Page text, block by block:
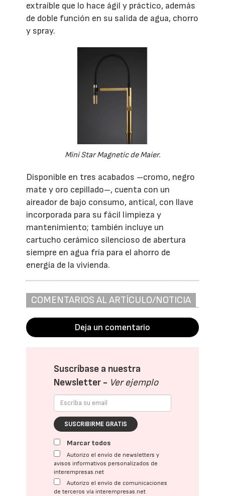
extraíble que lo hace ágil y práctico, además
de doble función en su salida de agua, chorro
y spray.
Mini Star Magnetic de Maier.
Disponible en tres acabados –cromo, negro
mate y oro cepillado–, cuenta con un
aireador de bajo consumo, antical, con llave
incorporada para su fácil limpieza y
mantenimiento; también incluye un
cartucho cerámico silencioso de abertura
siempre en agua fría para el ahorro de
energía de la vivienda.
COMENTARIOS AL ARTÍCULO/NOTICIA
Deja un comentario
Suscríbase a nuestra
Newsletter - Ver ejemplo
SUSCRIBIRME GRATIS
Marcar todos
Autorizo el envío de newsletters y
avisos informativos personalizados de
interempresas.net
Autorizo el envío de comunicaciones
de terceros vía interempresas.net